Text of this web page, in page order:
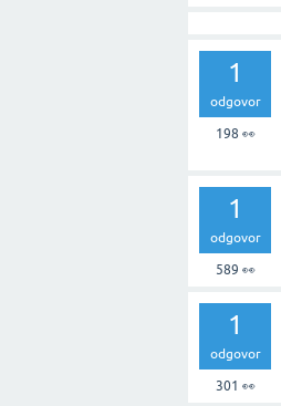
1
odgovor
198 👀
1
odgovor
589 👀
1
odgovor
301 👀